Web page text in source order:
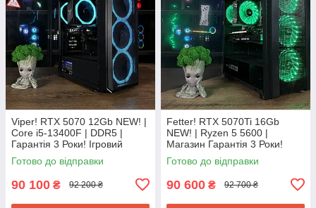
Viper! RTX 5070 12Gb NEW! |
Core i5-13400F | DDR5 |
Гарантія 3 Роки! Ігровий
Компютер ПК від Магазин
CyberCat
Готово до відправки
90 100 ₴ 92 200 ₴
Fetter! RTX 5070Ti 16Gb
NEW! | Ryzen 5 5600 |
Магазин Гарантія 3 Роки!
Ігровий Компютер ПК від
CyberCat
Готово до відправки
90 600 ₴ 92 700 ₴